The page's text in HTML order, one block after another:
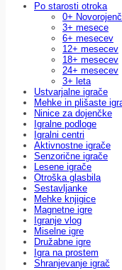
Po starosti otroka
0+
3+ mesece
6+ mesecev
12+ mesecev
18+ mesecev
24+ mesecev
3+ leta
Ustvarjalne igrače
Mehke in plišaste
Ninice za dojenčke
Igralne podloge
Igralni centri
Aktivnostne igrače
Senzorične igrače
Lesene igrače
Otroška glasbila
Sestavljanke
Mehke knjigice
Magnetne igre
Igranje vlog
Miselne igre
Družabne igre
Igra na prostem
Shranjevanje igrač